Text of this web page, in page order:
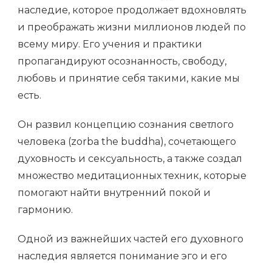
наследие, которое продолжает вдохновлять
и преображать жизни миллионов людей по
всему миру. Его учения и практики
пропагандируют осознанность, свободу,
любовь и принятие себя такими, какие мы
есть.
Он развил концепцию сознания светлого
человека (zorba the buddha), сочетающего
духовность и сексуальность, а также создал
множество медитационных техник, которые
помогают найти внутренний покой и
гармонию.
Одной из важнейших частей его духовного
наследия является понимание эго и его